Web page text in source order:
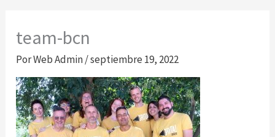
team-bcn
PorWeb Admin/septiembre 19, 2022